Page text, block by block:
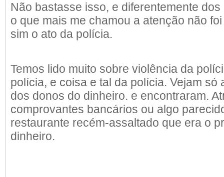
Não bastasse isso, e diferentemente
o que mais me chamou a atenção não
sim o ato da polícia.
Temos lido muito sobre violência da
polícia, e coisa e tal da polícia. Vejam só
dos donos do dinheiro. e encontraram.
comprovantes bancários ou algo
restaurante recém-assaltado que era o
dinheiro.